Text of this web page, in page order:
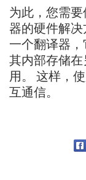
为此，您需要
器的硬件解
一个翻译器
其内部存储
用。 这样，
互通信。